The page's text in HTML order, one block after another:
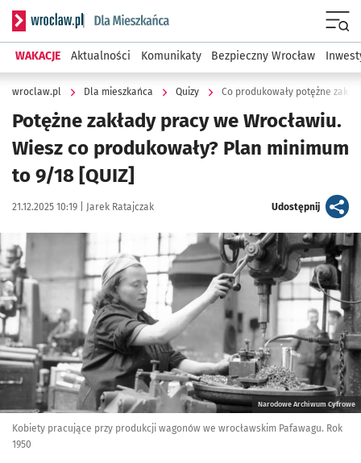
Serwis informacyjny wroclaw.pl podserwis: Dla mieszkańca
WAKACJE Aktualności Komunikaty Bezpieczny Wrocław
wroclaw.pl Dla mieszkańca Quizy Co produkowały potężne
Potężne zakłady pracy we Wrocławiu.
Wiesz co produkowały? Plan minimum
to 9/18 [QUIZ]
Data publikacji:
21.12.2025 10:19 | Autor:
Jarek Ratajczak Udostępnijartykuł
Kliknij, aby powiększyć
Narodowe Archiwum Cyfrowe
Kobiety pracujące przy produkcji wagonów we wrocławskim Pafawagu. Rok
1950